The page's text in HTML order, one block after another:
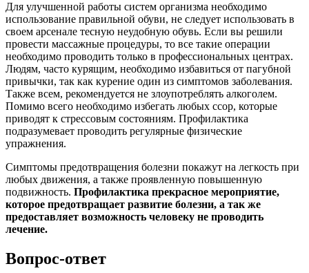
Для улучшенной работы систем организма необходимо
использование правильной обуви, не следует использовать в
своем арсенале тесную неудобную обувь. Если вы решили
провести массажные процедуры, то все такие операции
необходимо проводить только в профессиональных центрах.
Людям, часто курящим, необходимо избавиться от пагубной
привычки, так как курение один из симптомов заболевания.
Также всем, рекомендуется не злоупотреблять алкоголем.
Помимо всего необходимо избегать любых ссор, которые
приводят к стрессовым состояниям. Профилактика
подразумевает проводить регулярные физические
упражнения.
Симптомы предотвращения болезни покажут на легкость при
любых движения, а также проявленную повышенную
подвижность. Профилактика прекрасное мероприятие,
которое предотвращает развитие болезни, а так же
предоставляет возможность человеку не проводить
лечение.
Вопрос-ответ